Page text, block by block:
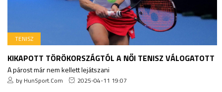
TENISZ
KIKAPOTT TÖRÖKORSZÁGTÓL A NŐI TENISZ VÁLOGATOTT
A párost már nem kellett lejátszani
by HunSport.Com 2025-04-11 19:07